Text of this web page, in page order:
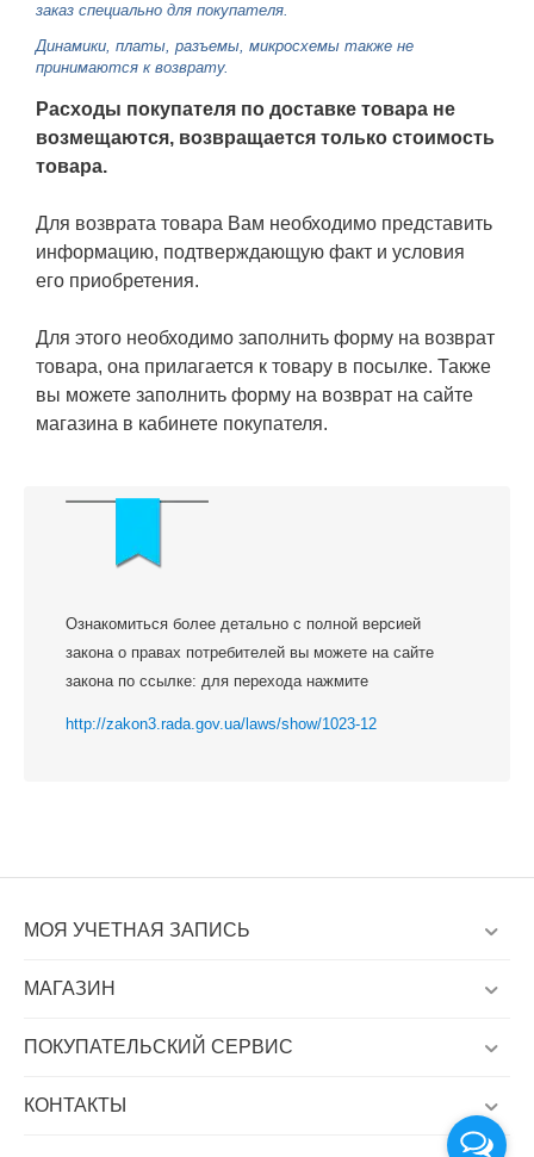
заказ специально для покупателя.
Динамики, платы, разъемы, микросхемы также не
принимаются к возврату.
Расходы покупателя по доставке товара не
возмещаются, возвращается только стоимость
товара.
Для возврата товара Вам необходимо представить
информацию, подтверждающую факт и условия
его приобретения.
Для этого необходимо заполнить форму на возврат
товара, она прилагается к товару в посылке. Также
вы можете заполнить форму на возврат на сайте
магазина в кабинете покупателя.
Ознакомиться более детально с полной версией
закона о правах потребителей вы можете на сайте
закона по ссылке: для перехода нажмите
http://zakon3.rada.gov.ua/laws/show/1023-12
МОЯ УЧЕТНАЯ ЗАПИСЬ
МАГАЗИН
ПОКУПАТЕЛЬСКИЙ СЕРВИС
КОНТАКТЫ